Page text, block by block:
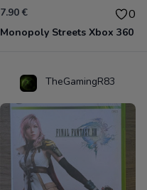
7.90 € 0
Monopoly Streets Xbox 360
TheGamingR83